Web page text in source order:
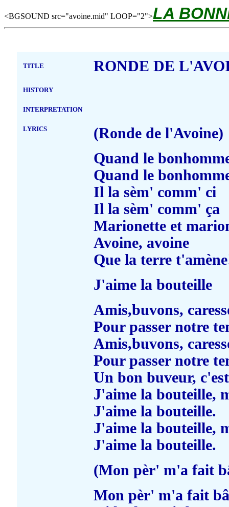
<BGSOUND src="avoine.mid" LOOP="2">LA
TITLE RONDE DE
HISTORY
INTERPRETATION
LYRICS
(Ronde de l'Avoine)
Quand le
Quand le
Il la sèm' comm' ci
Il la sèm' comm' ça
Marionette et
Avoine, avoine
Que la terre
J'aime la bouteille
Amis,buvons,
Pour passer notre
Amis,buvons,
Pour passer notre
Un bon buveur,
J'aime la bouteille,
J'aime la bouteille.
J'aime la bouteille,
J'aime la bouteille.
(Mon pèr' m'a fait
Mon pèr' m'a fait